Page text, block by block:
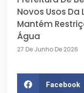
Novos Usos
Mantém
Água
27 De Junho De 2026
Facebook